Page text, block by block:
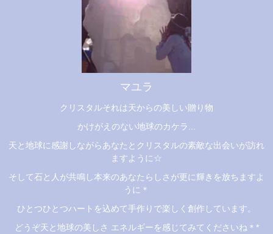
マユラ
クリスタルそれは天からの美しい贈り物
かけがえのない地球のカケラ...
天と地球に感謝しながらあなたとクリスタルの素敵な出会いが訪れ
ますように☆
そして石と人が共鳴し本来のあなたらしさが更に輝きを放ちますよ
うに＊
ひとつひとつハートを込めて手作りで楽しく創作しています。
どうぞ天と地球の美しさ エネルギーを感じてみてくださいね＊*